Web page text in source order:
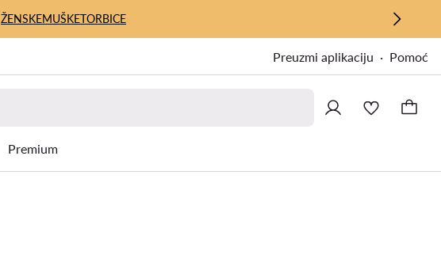
ŽENSKEMUŠKETORBICE
Preuzmi aplikaciju Pomoć
Premium